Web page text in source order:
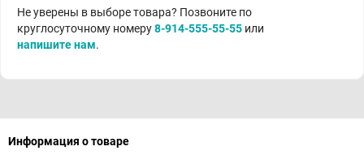
Не уверены в выборе товара? Позвоните по
круглосуточному номеру8-914-555-55-55 или
напишите нам.
Информация о товаре